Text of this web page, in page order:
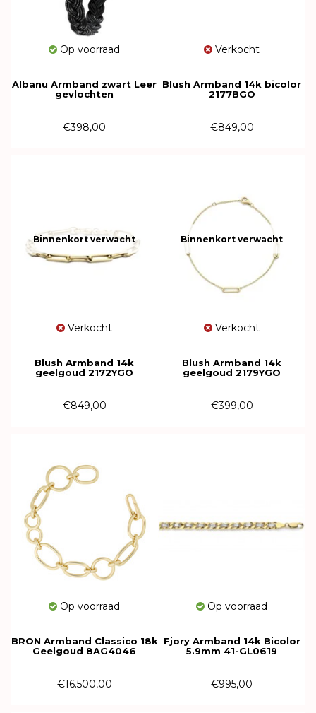
Op voorraad
Albanu Armband zwart Leer
gevlochten
€398,00
Verkocht
Blush Armband 14k bicolor
2177BGO
€849,00
Binnenkort verwacht
Verkocht
Blush Armband 14k
geelgoud 2172YGO
€849,00
Binnenkort verwacht
Verkocht
Blush Armband 14k
geelgoud 2179YGO
€399,00
Op voorraad
BRON Armband Classico 18k
Geelgoud 8AG4046
€16.500,00
Op voorraad
Fjory Armband 14k Bicolor
5.9mm 41-GL0619
€995,00